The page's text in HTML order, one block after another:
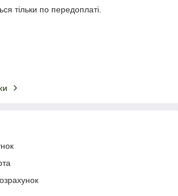
тільки по передоплаті.